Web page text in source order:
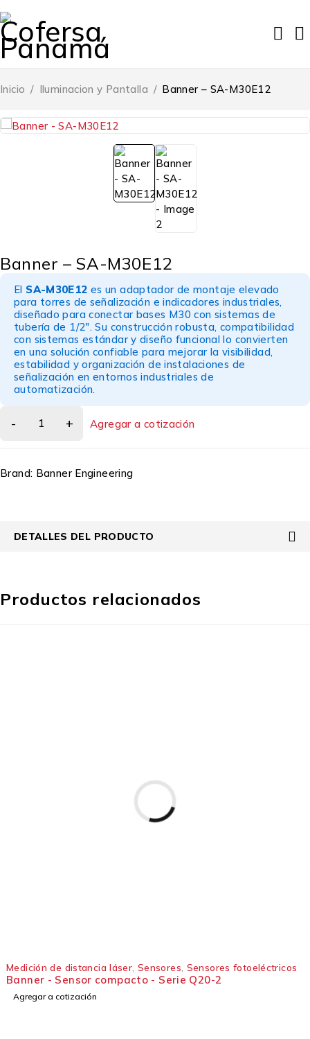
Inicio / Iluminacion y Pantalla / Banner – SA-M30E12
Banner – SA-M30E12
El SA-M30E12 es un adaptador de montaje elevado
para torres de señalización e indicadores industriales,
diseñado para conectar bases M30 con sistemas de
tubería de 1/2". Su construcción robusta, compatibilidad
con sistemas estándar y diseño funcional lo convierten
en una solución confiable para mejorar la visibilidad,
estabilidad y organización de instalaciones de
señalización en entornos industriales de
automatización.
Agregar a cotización
Brand: Banner Engineering
DETALLES DEL PRODUCTO
Productos relacionados
Medición de distancia láser Sensores Sensores fotoeléctricos
Banner - Sensor compacto - Serie Q20-2
Agregar a cotización